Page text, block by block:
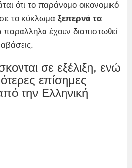
ότι το παράνομο οικονομικό
το κύκλωμα ξεπερνά τα
παράλληλα έχουν διαπιστωθεί
σε εξέλιξη, ενώ
επίσημες
την Ελληνική